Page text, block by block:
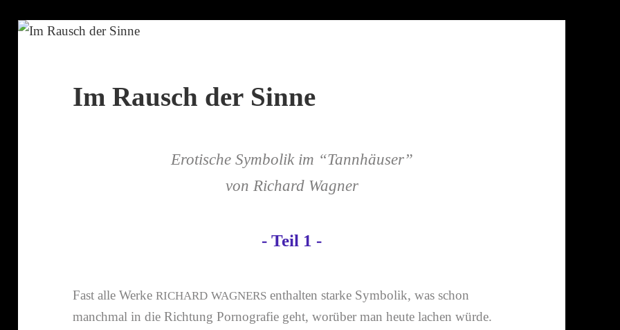
Im Rausch der Sinne
Erotische Symbolik im “Tannhäuser”
von Richard Wagner
- Teil 1 -
Fast alle WerkeRICHARD WAGNERS enthalten starke Symbolik, was schon
manchmal in die Richtung Pornografie geht, worüber man heute lachen würde.